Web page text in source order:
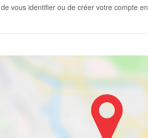
vous identifier ou de créer votre compte en